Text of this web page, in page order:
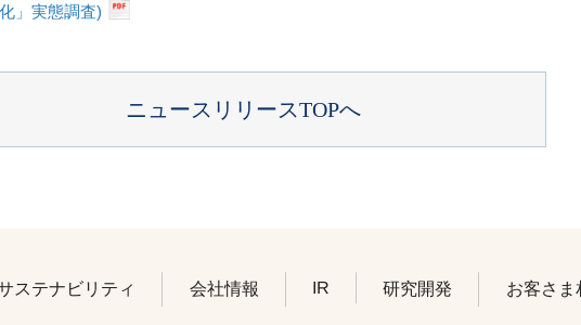
」実態調査)
ニュースリリースTOPへ
ステナビリティ 会社情報 IR 研究開発 お客さま